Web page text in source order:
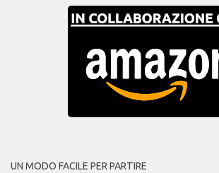
UN MODO FACILE PER PARTIRE